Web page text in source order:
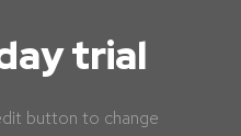
trial
button to change